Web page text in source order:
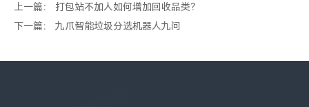
上一篇： 打包站不加人如何增加回收品类？
下一篇： 九爪智能垃圾分选机器人九问